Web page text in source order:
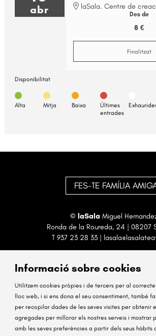
abr
laSala. Centre de
Des de
8 €
Finalitzat
Disponibilitat
Alta Mitja Baixa
Últimes
entrades
FES-TE FAMÍLIA
© laSala Miguel
Ronda de la Roureda, 24 | 08207
T 937 23 28 33|
Sitemap Avís Legal Ús de Cookies
Informació sobre cookies
Utilitzem cookies pròpies i de tercers per al correcte
lloc web, i si ens dona el seu consentiment, també
per recopilar dades de les seves visites per obtenir
agregades per millorar els nostres serveis i mostrar
amb les seves preferències a partir dels seus hàbits